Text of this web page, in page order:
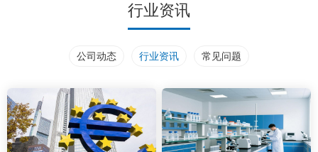
行业资讯
公司动态 行业资讯 常见问题